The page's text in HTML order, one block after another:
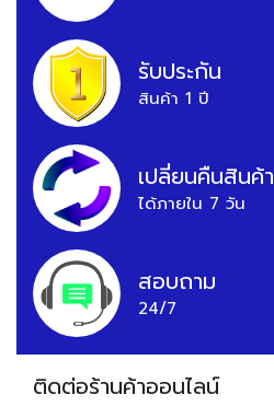
รับประกัน
สินค้า 1 ปี
เปลี่ยนคืนสินค้า
ได้ภายใน 7 วัน
สอบถาม
24/7
ติดต่อร้านค้าออนไลน์